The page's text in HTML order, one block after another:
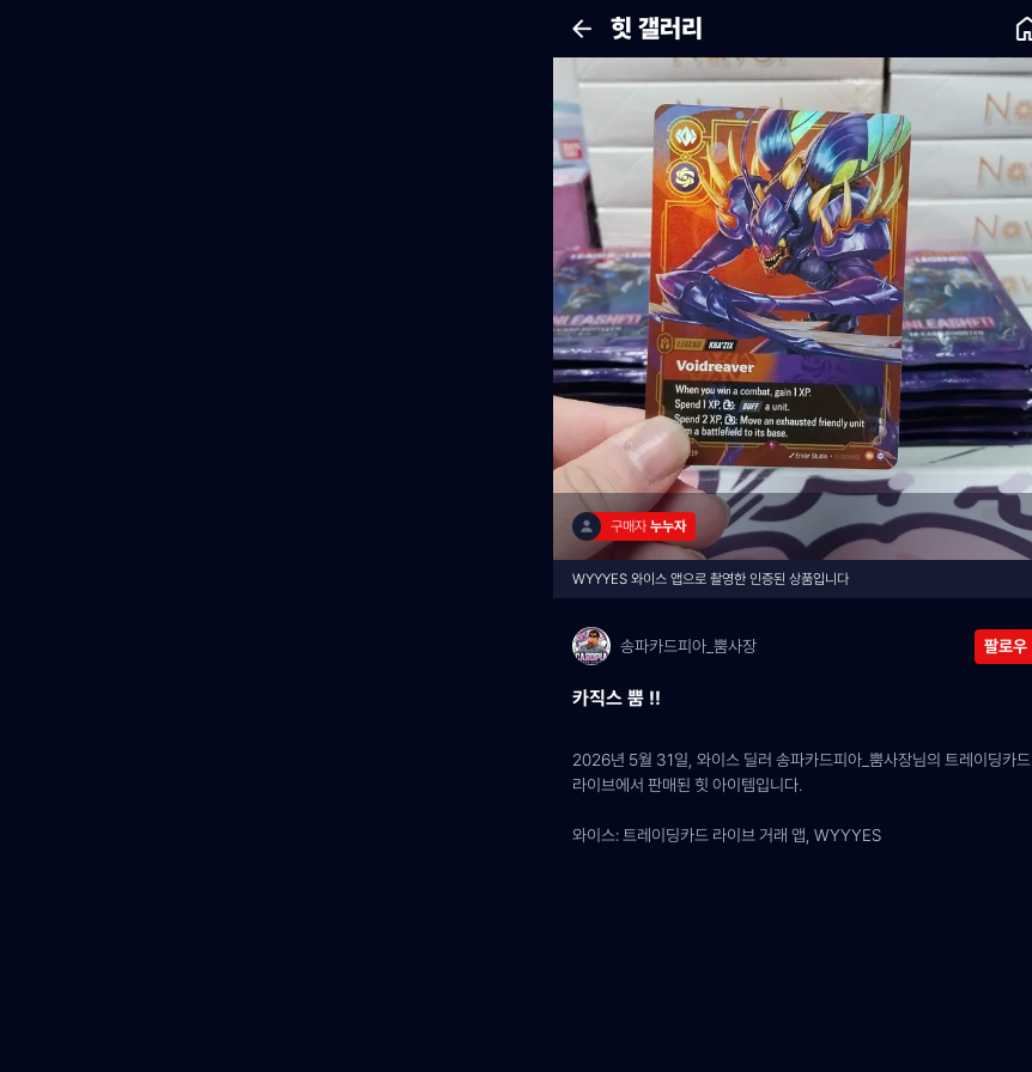
힛 갤러리
구매자 누누자
WYYYES 와이스 앱으로 촬영한 인증된 상품입니다
송파카드피아_뿜사장 팔로우
카직스 뿜 !!
2026년 5월 31일, 와이스 딜러 송파카드피아_뿜사장님의 트레이딩카드
라이브에서 판매된 힛 아이템입니다.
와이스: 트레이딩카드 라이브 거래 앱, WYYYES